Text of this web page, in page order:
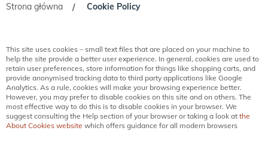
Strona główna / Cookie Policy
This site uses cookies – small text files that are placed on your machine to
help the site provide a better user experience. In general, cookies are used to
retain user preferences, store information for things like shopping carts, and
provide anonymised tracking data to third party applications like Google
Analytics. As a rule, cookies will make your browsing experience better.
However, you may prefer to disable cookies on this site and on others. The
most effective way to do this is to disable cookies in your browser. We
suggest consulting the Help section of your browser or taking a look at the
About Cookies website which offers guidance for all modern browsers